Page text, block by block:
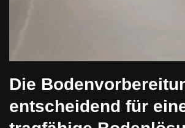
Die
entscheidend für